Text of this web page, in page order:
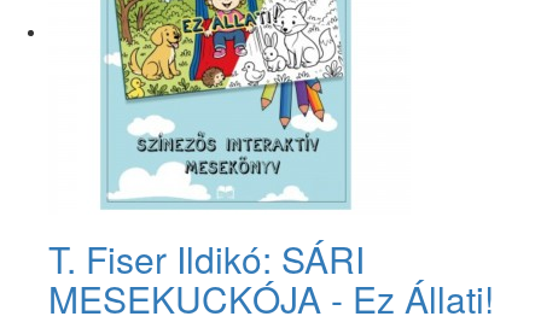
T. Fiser Ildikó: SÁRI
MESEKUCKÓJA - Ez Állati!